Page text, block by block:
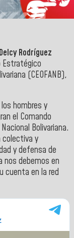
Delcy Rodríguez
Estratégico
(CEOFANB),
hombres y
el Comando
Bolivariana.
colectiva y
y defensa de
nos debemos en
cuenta en la red